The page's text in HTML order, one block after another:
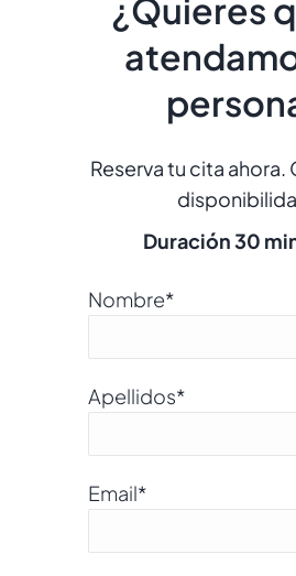
¿Quieres
Reserva tu cita
Duración 30
Nombre*
Apellidos*
Email*